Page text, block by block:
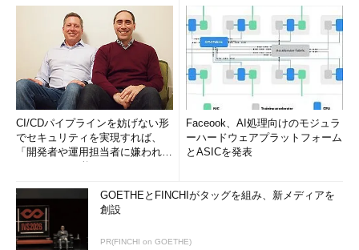
CI/CDパイプラインを妨げない形
でセキュリティを実現すれば、
「開発者や運用担当者に嫌われな
Faceook、AI処理向けのモジュラ
ーハードウェアプラットフォーム
とASICを発表
GOETHEとFINCHIがタッグを組み、新メディアを
創設
PR(FINCHI on GOETHE)